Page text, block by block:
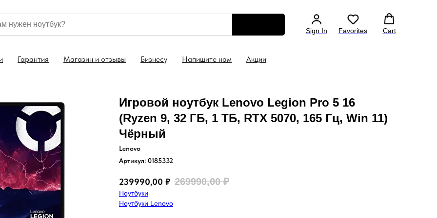
Sign In Favorites Cart
Гарантия Магазин и отзывы Бизнесу Напишите нам Акции
Гарантия на все ноутбуки 1 год Консультация: +7 (499) 130
Игровой ноутбук Lenovo Legion Pro 5 16
(Ryzen 9, 32 ГБ, 1 ТБ, RTX 5070, 165 Гц, Win 11)
Чёрный
Lenovo
Артикул: 0185332
239990,00 ₽ 269990,00 ₽
Ноутбуки
Ноутбуки Lenovo